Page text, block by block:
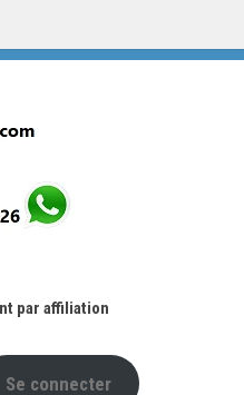
par affiliation
Se connecter